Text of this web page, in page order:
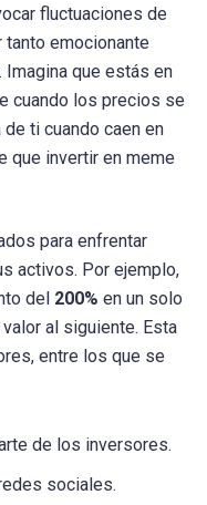
fluctuaciones de
emocionante
que estás en
cuando los precios se
ti cuando caen en
que invertir en meme
para enfrentar
activos. Por ejemplo,
del 200% en un solo
al siguiente. Esta
entre los que se
de los inversores.
sociales.